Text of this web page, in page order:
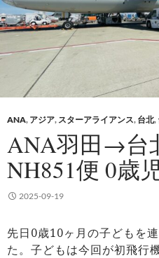
ANA, アジア, スターアライアンス, 台北,
ANA羽田→台
NH851便 0歳
2025-09-19
先日0歳10ヶ月の子どもを
た。子どもは今回が初飛行